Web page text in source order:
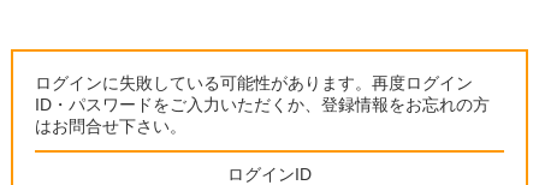
ログインに失敗している可能性があります。再度ログイン
ID・パスワードをご入力いただくか、登録情報をお忘れの方
はお問合せ下さい。
ログインID